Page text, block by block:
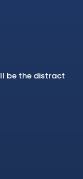
be the distract